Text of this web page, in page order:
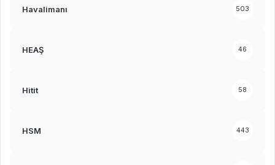
Havalimanı 503
HEAŞ 46
Hitit 58
HSM 443